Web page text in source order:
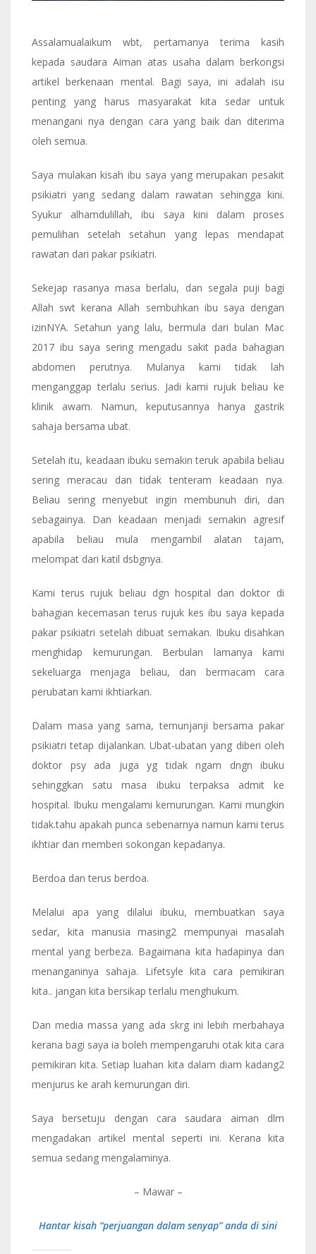
Assalamualaikum wbt, pertamanya terima kasih
kepada saudara Aiman atas usaha dalam berkongsi
artikel berkenaan mental. Bagi saya, ini adalah isu
penting yang harus masyarakat kita sedar untuk
menangani nya dengan cara yang baik dan diterima
oleh semua.
Saya mulakan kisah ibu saya yang merupakan pesakit
psikiatri yang sedang dalam rawatan sehingga kini.
Syukur alhamdulillah, ibu saya kini dalam proses
pemulihan setelah setahun yang lepas mendapat
rawatan dari pakar psikiatri.
Sekejap rasanya masa berlalu, dan segala puji bagi
Allah swt kerana Allah sembuhkan ibu saya dengan
izinNYA. Setahun yang lalu, bermula dari bulan Mac
2017 ibu saya sering mengadu sakit pada bahagian
abdomen perutnya. Mulanya kami tidak lah
menganggap terlalu serius. Jadi kami rujuk beliau ke
klinik awam. Namun, keputusannya hanya gastrik
sahaja bersama ubat.
Setelah itu, keadaan ibuku semakin teruk apabila beliau
sering meracau dan tidak tenteram keadaan nya.
Beliau sering menyebut ingin membunuh diri, dan
sebagainya. Dan keadaan menjadi semakin agresif
apabila beliau mula mengambil alatan tajam,
melompat dari katil dsbgnya.
Kami terus rujuk beliau dgn hospital dan doktor di
bahagian kecemasan terus rujuk kes ibu saya kepada
pakar psikiatri setelah dibuat semakan. Ibuku disahkan
menghidap kemurungan. Berbulan lamanya kami
sekeluarga menjaga beliau, dan bermacam cara
perubatan kami ikhtiarkan.
Dalam masa yang sama, temunjanji bersama pakar
psikiatri tetap dijalankan. Ubat-ubatan yang diberi oleh
doktor psy ada juga yg tidak ngam dngn ibuku
sehinggkan satu masa ibuku terpaksa admit ke
hospital. Ibuku mengalami kemurungan. Kami mungkin
tidak.tahu apakah punca sebenarnya namun kami terus
ikhtiar dan memberi sokongan kepadanya.
Berdoa dan terus berdoa.
Melalui apa yang dilalui ibuku, membuatkan saya
sedar, kita manusia masing2 mempunyai masalah
mental yang berbeza. Bagaimana kita hadapinya dan
menanganinya sahaja. Lifetsyle kita cara pemikiran
kita.. jangan kita bersikap terlalu menghukum.
Dan media massa yang ada skrg ini lebih merbahaya
kerana bagi saya ia boleh mempengaruhi otak kita cara
pemikiran kita. Setiap luahan kita dalam diam kadang2
menjurus ke arah kemurungan diri.
Saya bersetuju dengan cara saudara aiman dlm
mengadakan artikel mental seperti ini. Kerana kita
semua sedang mengalaminya.
– Mawar –
Hantar kisah “perjuangan dalam senyap” anda di sini